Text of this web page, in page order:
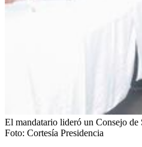
El mandatario lideró un Consejo de
Foto: Cortesía Presidencia